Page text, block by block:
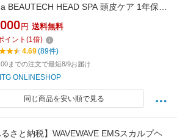
BEAUTECH HEAD SPA 頭皮ケア 1年保証
フト ケア 髪 肌 頭皮 本格ヘッドスパ エ
頭皮ブラシ 自宅 防水 最新 ギフト プレゼ
ホワイトデー ヘアケア
円 送料無料
イント (1倍)
4.69(89件)
までの注文で最短8/9お届け
ONLINESHOP
同じ商品を安い順で見る
るさと納税】WAVEWAVE EMSスカルプヘ